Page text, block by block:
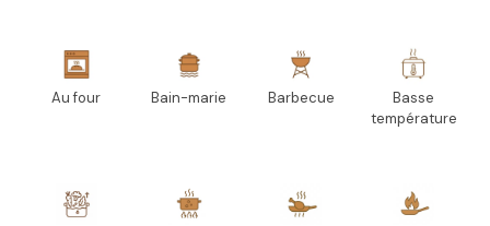
Au four Bain-marie Barbecue
Basse
température